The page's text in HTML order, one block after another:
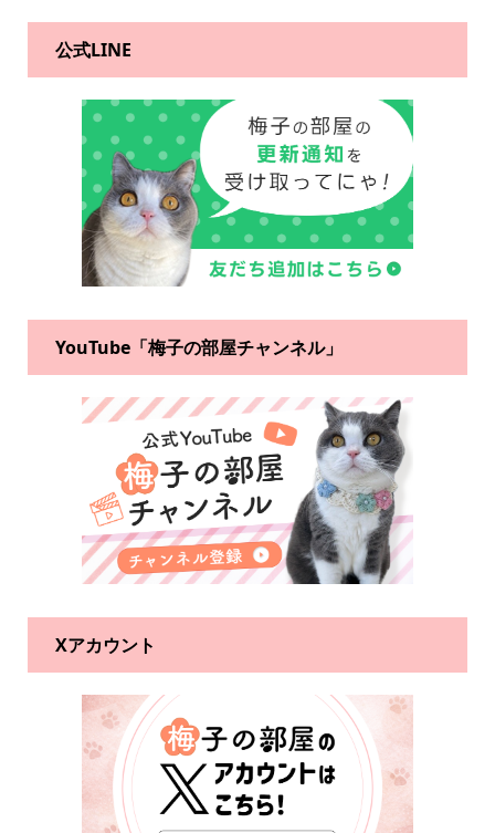
公式LINE
YouTube「梅子の部屋チャンネル」
Xアカウント